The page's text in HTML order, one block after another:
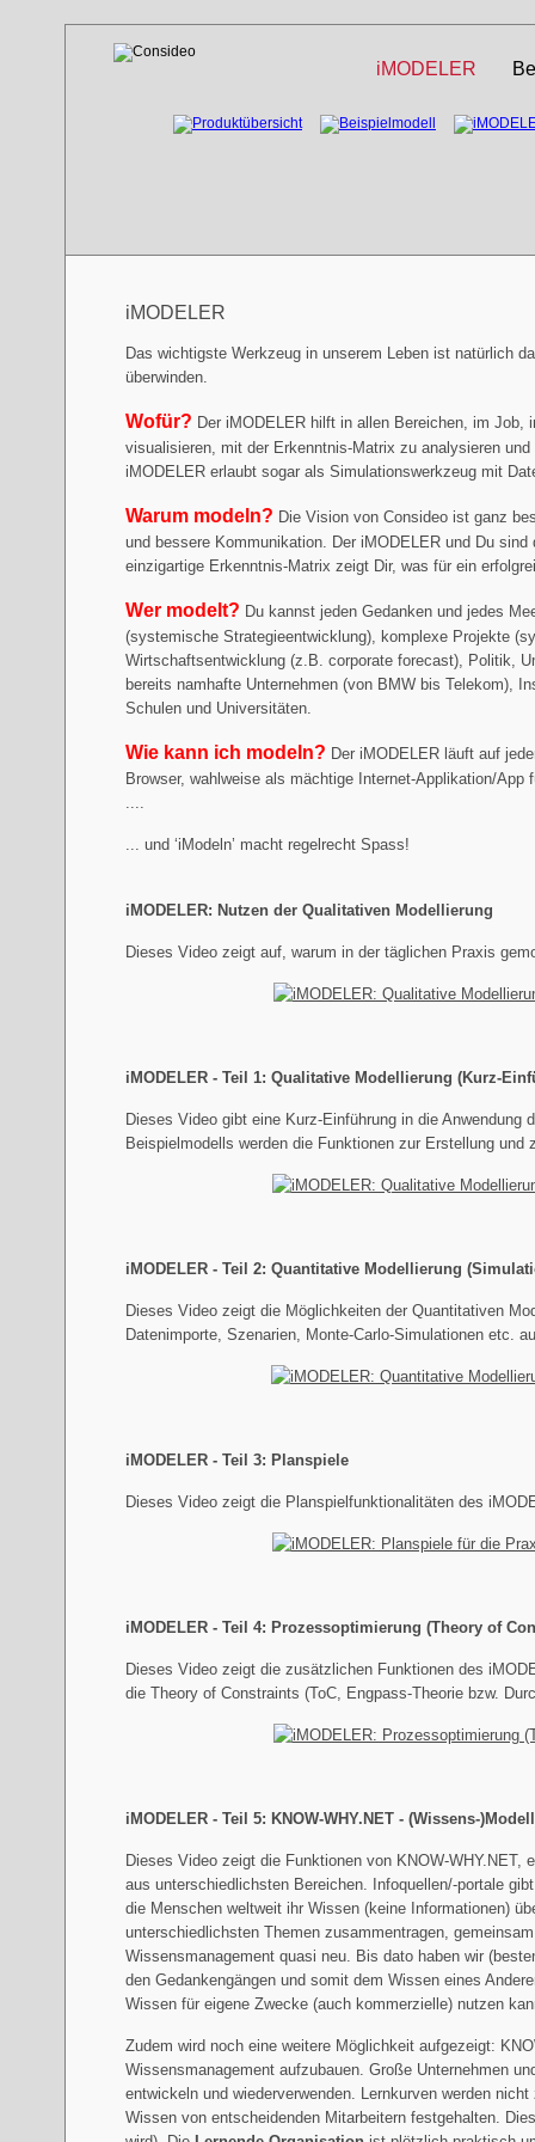
Navigation
iMODELER
iMODELER
Das wichtigste Werkzeug in unserem Leben ist natürlich
überwinden.
Wofür? Der iMODELER hilft in allen Bereichen, im Job,
visualisieren, mit der Erkenntnis-Matrix zu analysieren
iMODELER erlaubt sogar als Simulationswerkzeug mit
Warum modeln? Die Vision von Consideo ist ganz
und bessere Kommunikation. Der iMODELER und Du
einzigartige Erkenntnis-Matrix zeigt Dir, was für ein
Wer modelt? Du kannst jeden Gedanken und jedes
(systemische Strategieentwicklung), komplexe Projekte
Wirtschaftsentwicklung (z.B. corporate forecast), Politik,
bereits namhafte Unternehmen (von BMW bis Telekom),
Schulen und Universitäten.
Wie kann ich modeln? Der iMODELER läuft auf
Browser, wahlweise als mächtige Internet-Applikation/
....
... und ‘iModeln’ macht regelrecht Spass!
iMODELER: Nutzen der Qualitativen Modellierung
Dieses Video zeigt auf, warum in der täglichen Praxis
iMODELER - Teil 1: Qualitative Modellierung (Kurz-
Dieses Video gibt eine Kurz-Einführung in die
Beispielmodells werden die Funktionen zur Erstellung
iMODELER - Teil 2: Quantitative Modellierung
Dieses Video zeigt die Möglichkeiten der Quantitativen
Datenimporte, Szenarien, Monte-Carlo-Simulationen etc.
iMODELER - Teil 3: Planspiele
Dieses Video zeigt die Planspielfunktionalitäten des
iMODELER - Teil 4: Prozessoptimierung (Theory of
Dieses Video zeigt die zusätzlichen Funktionen des
die Theory of Constraints (ToC, Engpass-Theorie bzw.
iMODELER - Teil 5: KNOW-WHY.NET - (Wissens-
Dieses Video zeigt die Funktionen von KNOW-
aus unterschiedlichsten Bereichen. Infoquellen/-portale
die Menschen weltweit ihr Wissen (keine Informationen)
unterschiedlichsten Themen zusammentragen,
Wissensmanagement quasi neu. Bis dato haben wir
den Gedankengängen und somit dem Wissen eines
Wissen für eigene Zwecke (auch kommerzielle) nutzen
Zudem wird noch eine weitere Möglichkeit aufgezeigt:
Wissensmanagement aufzubauen. Große Unternehmen
entwickeln und wiederverwenden. Lernkurven werden
Wissen von entscheidenden Mitarbeitern festgehalten.